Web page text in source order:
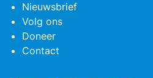
Nieuwsbrief
Volg ons
Doneer
Contact